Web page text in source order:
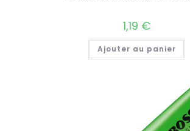
1,19 €
Ajouter au panier